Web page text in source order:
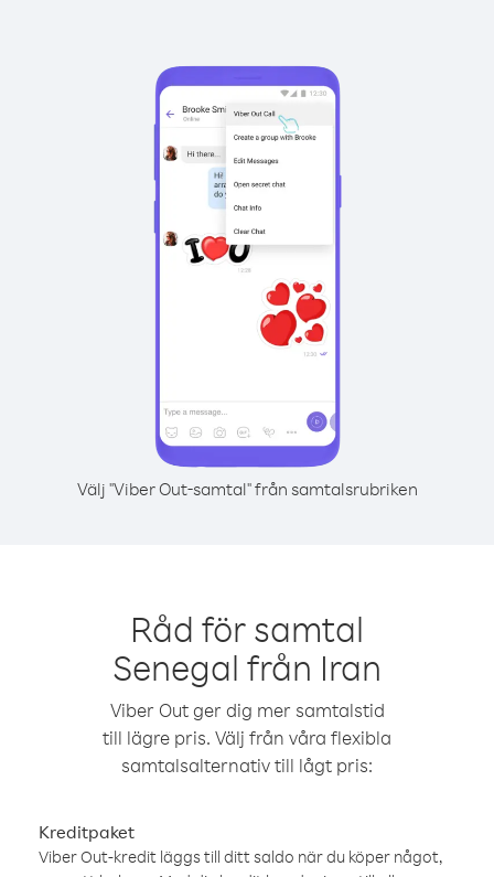
Välj "Viber Out-samtal" från samtalsrubriken
Råd för samtal
Senegal från Iran
Viber Out ger dig mer samtalstid
till lägre pris. Välj från våra flexibla
samtalsalternativ till lågt pris:
Kreditpaket
Viber Out-kredit läggs till ditt saldo när du köper något,